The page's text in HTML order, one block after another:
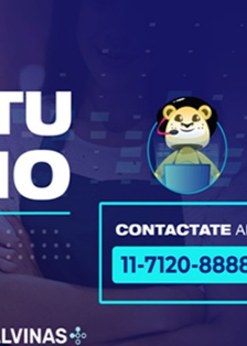
hizo entrega de kits
son 31.893 los kits